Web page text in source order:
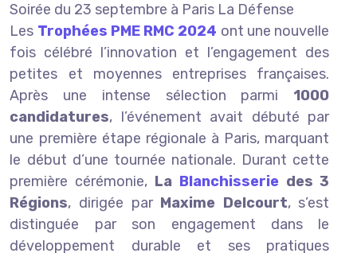
Soirée du 23 septembre à Paris La Défense​
Les Trophées PME RMC 2024 ont une nouvelle
fois célébré l’innovation et l’engagement des
petites et moyennes entreprises françaises.
Après une intense sélection parmi 1000
candidatures, l’événement avait débuté par
une première étape régionale à Paris, marquant
le début d’une tournée nationale. Durant cette
première cérémonie, La Blanchisserie des 3
Régions, dirigée par Maxime Delcourt, s’est
distinguée par son engagement dans le
développement durable et ses pratiques